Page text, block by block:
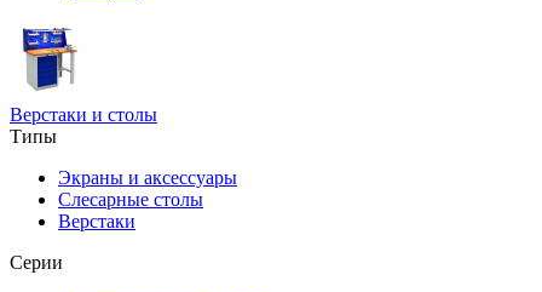
Верстаки и столы
Типы
Экраны и аксессуары
Слесарные столы
Верстаки
Серии